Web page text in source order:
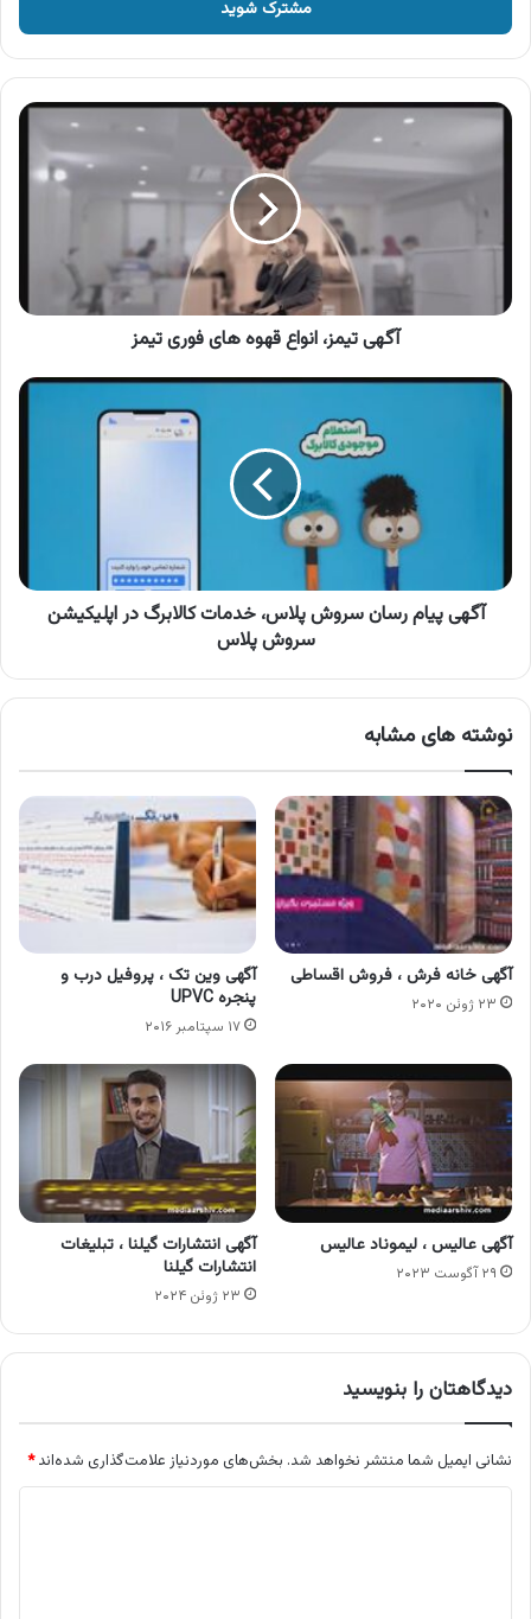
وارد
کنید
آگهی
تیمز،
آگهی تیمز، انواع قهوه های فوری تیمز
آگهی
اپلیکیشن
سروشآگهی پیام رسان سروش پلاس، خدمات کالابرگ در اپلیکیشن
سروش پلاس
نوشته های مشابه
آگهی خانه فرش ، فروش اقساطی
۲۳ ژوئن ۲۰۲۰
آگهی وین تک ، پروفیل درب و
پنجره UPVC
۱۷ سپتامبر ۲۰۱۶
آگهی عالیس ، لیموناد عالیس
۲۹ آگوست ۲۰۲۳
آگهی انتشارات گیلنا ، تبلیغات
انتشارات گیلنا
۲۳ ژوئن ۲۰۲۴
دیدگاهتان را بنویسید
نشانی ایمیل شما منتشر نخواهد شد. بخش‌های موردنیاز علامت‌گذاری شده‌اند*